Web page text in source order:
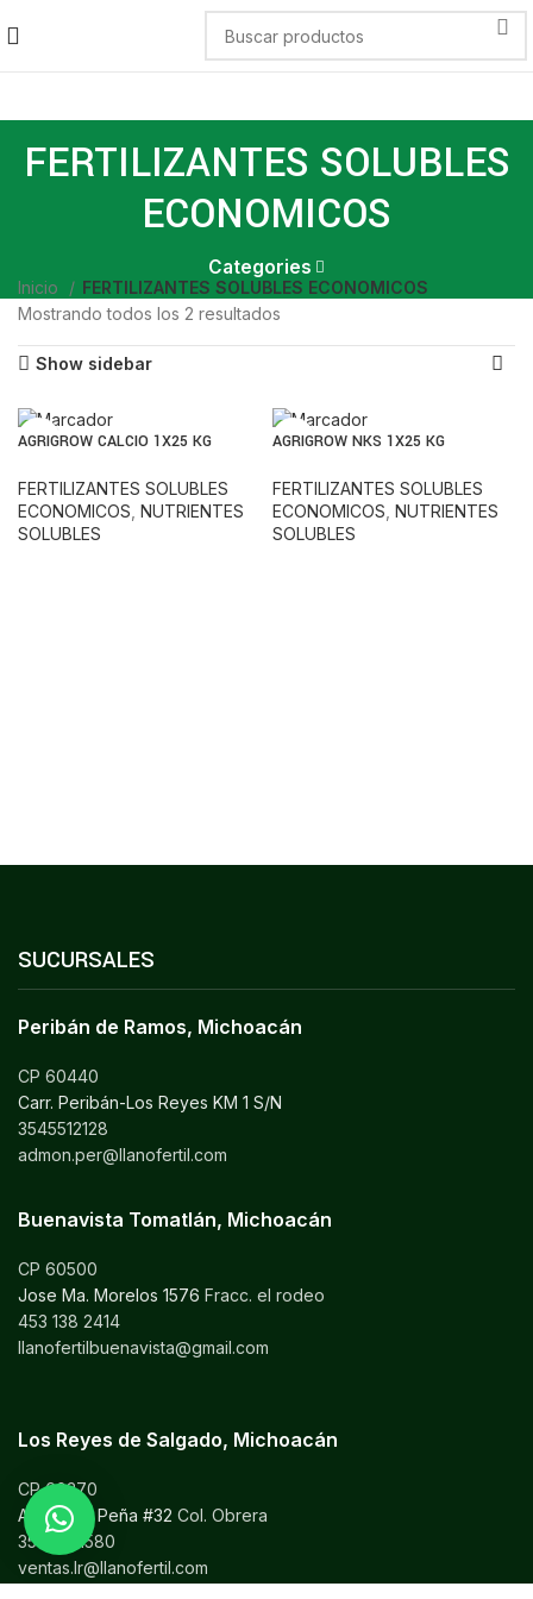
FERTILIZANTES SOLUBLES
ECONOMICOS
Categories
Inicio
FERTILIZANTES SOLUBLES ECONOMICOS
Mostrando todos los 2 resultados
Show sidebar
AGRIGROW CALCIO 1X25 KG
FERTILIZANTES SOLUBLES
ECONOMICOS NUTRIENTES
SOLUBLES
AGRIGROW NKS 1X25 KG
FERTILIZANTES SOLUBLES
ECONOMICOS NUTRIENTES
SOLUBLES
SUCURSALES
Peribán de Ramos, Michoacán
CP 60440
Carr. Peribán-Los Reyes KM 1 S/N
3545512128
admon.per@llanofertil.com
Buenavista Tomatlán, Michoacán
CP 60500
Jose Ma. Morelos 1576 Fracc. el rodeo
453 138 2414
llanofertilbuenavista@gmail.com
Los Reyes de Salgado, Michoacán
CP 60370
Alejandro Peña #32 Col. Obrera
3542041580
ventas.lr@llanofertil.com